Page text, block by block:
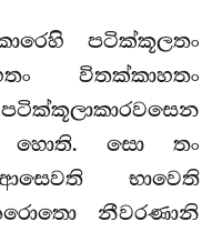
පටික්කූලතං
විතක්කාහතං
හොති. සො තං
භාවෙති
නීවරණානි